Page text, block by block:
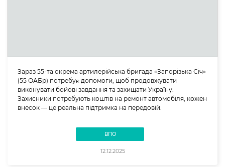
Зараз 55-та окрема артилерійська бригада «Запорізька Січ»
(55 ОАБр) потребує допомоги, щоб продовжувати
виконувати бойові завдання та захищати Україну.
Захисники потребують коштів на ремонт автомобіля, кожен
внесок — це реальна підтримка на передовій.
ВПО
12.12.2025